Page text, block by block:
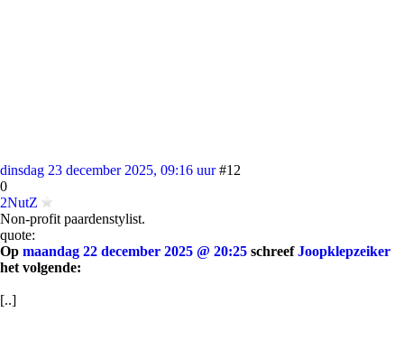
dinsdag 23 december 2025, 09:16 uur #12
0
2NutZ
Non-profit paardenstylist.
quote:
Op maandag 22 december 2025 @ 20:25 schreefJoopklepzeiker
het volgende:
[..]